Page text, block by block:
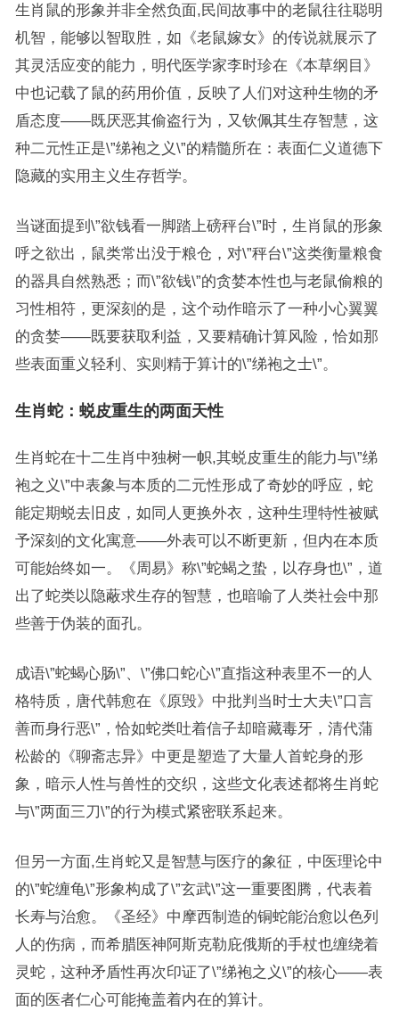
生肖鼠的形象并非全然负面,民间故事中的老鼠往往聪明
机智，能够以智取胜，如《老鼠嫁女》的传说就展示了
其灵活应变的能力，明代医学家李时珍在《本草纲目》
中也记载了鼠的药用价值，反映了人们对这种生物的矛
盾态度——既厌恶其偷盗行为，又钦佩其生存智慧，这
种二元性正是\”绨袍之义\”的精髓所在：表面仁义道德下
隐藏的实用主义生存哲学。
当谜面提到\”欲钱看一脚踏上磅秤台\”时，生肖鼠的形象
呼之欲出，鼠类常出没于粮仓，对\”秤台\”这类衡量粮食
的器具自然熟悉；而\”欲钱\”的贪婪本性也与老鼠偷粮的
习性相符，更深刻的是，这个动作暗示了一种小心翼翼
的贪婪——既要获取利益，又要精确计算风险，恰如那
些表面重义轻利、实则精于算计的\”绨袍之士\”。
生肖蛇：蜕皮重生的两面天性
生肖蛇在十二生肖中独树一帜,其蜕皮重生的能力与\”绨
袍之义\”中表象与本质的二元性形成了奇妙的呼应，蛇
能定期蜕去旧皮，如同人更换外衣，这种生理特性被赋
予深刻的文化寓意——外表可以不断更新，但内在本质
可能始终如一。《周易》称\”蛇蝎之蛰，以存身也\”，道
出了蛇类以隐蔽求生存的智慧，也暗喻了人类社会中那
些善于伪装的面孔。
成语\”蛇蝎心肠\”、\”佛口蛇心\”直指这种表里不一的人
格特质，唐代韩愈在《原毁》中批判当时士大夫\”口言
善而身行恶\”，恰如蛇类吐着信子却暗藏毒牙，清代蒲
松龄的《聊斋志异》中更是塑造了大量人首蛇身的形
象，暗示人性与兽性的交织，这些文化表述都将生肖蛇
与\”两面三刀\”的行为模式紧密联系起来。
但另一方面,生肖蛇又是智慧与医疗的象征，中医理论中
的\”蛇缠龟\”形象构成了\”玄武\”这一重要图腾，代表着
长寿与治愈。《圣经》中摩西制造的铜蛇能治愈以色列
人的伤病，而希腊医神阿斯克勒庇俄斯的手杖也缠绕着
灵蛇，这种矛盾性再次印证了\”绨袍之义\”的核心——表
面的医者仁心可能掩盖着内在的算计。